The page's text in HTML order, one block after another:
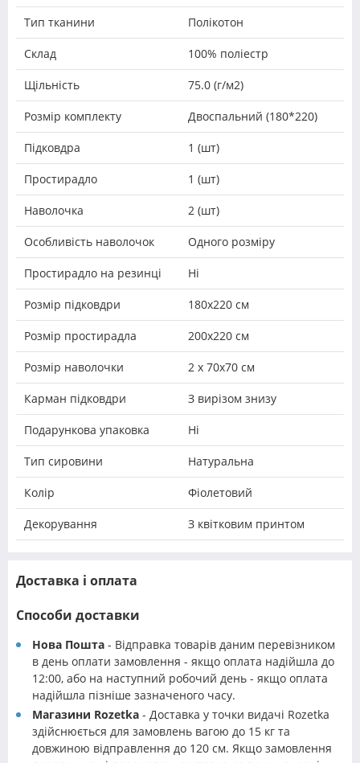
Тип тканини Полікотон
Склад 100% поліестр
Щільність 75.0 (г/м2)
Розмір комплекту Двоспальний (180*220)
Підковдра 1 (шт)
Простирадло 1 (шт)
Наволочка 2 (шт)
Особливість наволочок Одного розміру
Простирадло на резинці Ні
Розмір підковдри 180х220 см
Розмір простирадла 200х220 см
Розмір наволочки 2 х 70х70 см
Карман підковдри З вирізом знизу
Подарункова упаковка Ні
Тип сировини Натуральна
Колір Фіолетовий
Декорування З квітковим принтом
Доставка і оплата
Способи доставки
Нова Пошта - Відправка товарів даним перевізником
в день оплати замовлення - якщо оплата надійшла до
12:00, або на наступний робочий день - якщо оплата
надійшла пізніше зазначеного часу.
Магазини Rozetka - Доставка у точки видачі Rozetka
здійснюється для замовлень вагою до 15 кг та
довжиною відправлення до 120 см. Якщо замовлення